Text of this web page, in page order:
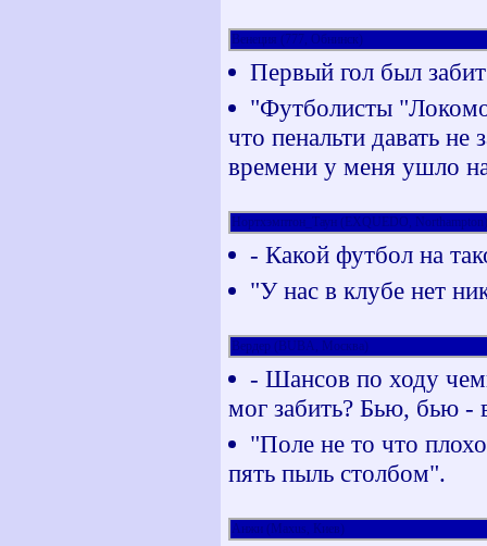
Венеция (777, Обнинск)
Первый гол был
"Футболисты
что пенальти давать
времени у меня ушло
Нортхэмптон_Таун (EXQUEDO, Northampton)
- Какой футбол на
"У нас в клубе нет
Вердер (BUBA, Москва)
- Шансов по ходу
мог забить? Бью, бью -
"Поле не то что
пять пыль столбом".
Анжи (Maxus, Киев)